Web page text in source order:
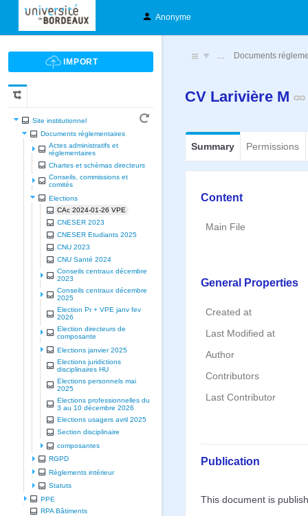
Anonyme
Site institutionnel
Documents réglementaires
Actes administratifs et
réglementaires
Chartes et schèmas directeurs
Conseils, commissions et
comités
Elections
CAc 2024-01-26 VPE
CNESER 2023
CNESER Etudiants 2025
CNU 2023
CNU Santé 2024
Conseils centraux décembre
2023
Conseils centraux décembre
2025
Election Pr + VPE janv fev
2026
Election directeurs de
composante
Elections janvier 2025
Elections juridictions
disciplinaires HU
Elections personnels mai
2025
Elections professionnelles du
3 au 10 décembre 2026
Elections usagers avril 2025
Section disciplinaire
composantes
RGPD
Règlements intérieur
Statuts
PPE
RPA Bâtiments
… Documents
CV Larivière M
Summary Permissions
Content
Main File
General Properties
Created at
Last Modified at
Author
Contributors
Last Contributor
Publication
This document is